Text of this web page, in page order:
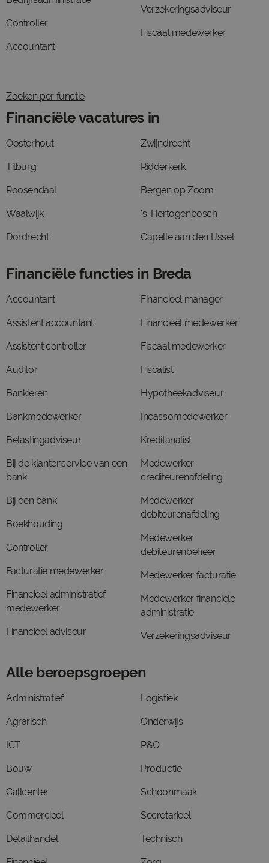
Controller
Accountant
Verzekeringsadviseur
Fiscaal medewerker
Zoeken per functie
Financiële vacatures in
Oosterhout
Tilburg
Roosendaal
Waalwijk
Dordrecht
Zwijndrecht
Ridderkerk
Bergen op Zoom
's-Hertogenbosch
Capelle aan den IJssel
Financiële functies in Breda
Accountant
Assistent accountant
Assistent controller
Auditor
Bankieren
Bankmedewerker
Belastingadviseur
Bij de klantenservice van een
bank
Bij een bank
Boekhouding
Controller
Facturatie medewerker
Financieel administratief
medewerker
Financieel adviseur
Financieel manager
Financieel medewerker
Fiscaal medewerker
Fiscalist
Hypotheekadviseur
Incassomedewerker
Kreditanalist
Medewerker
crediteurenafdeling
Medewerker
debiteurenafdeling
Medewerker
debiteurenbeheer
Medewerker facturatie
Medewerker financiële
administratie
Verzekeringsadviseur
Alle beroepsgroepen
Administratief
Agrarisch
ICT
Bouw
Callcenter
Commercieel
Detailhandel
Logistiek
Onderwijs
P&O
Productie
Schoonmaak
Secretarieel
Technisch